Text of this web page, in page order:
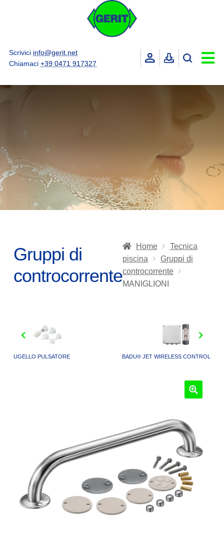
Scrivici info@gerit.net
Chiamaci +39 0471 917327
Gruppi di
controcorrente
Home
Tecnica
piscina
Gruppi di
controcorrente
MANIGLIONI
UGELLO PULSATORE BADU® JET WIRELESS CONTROL